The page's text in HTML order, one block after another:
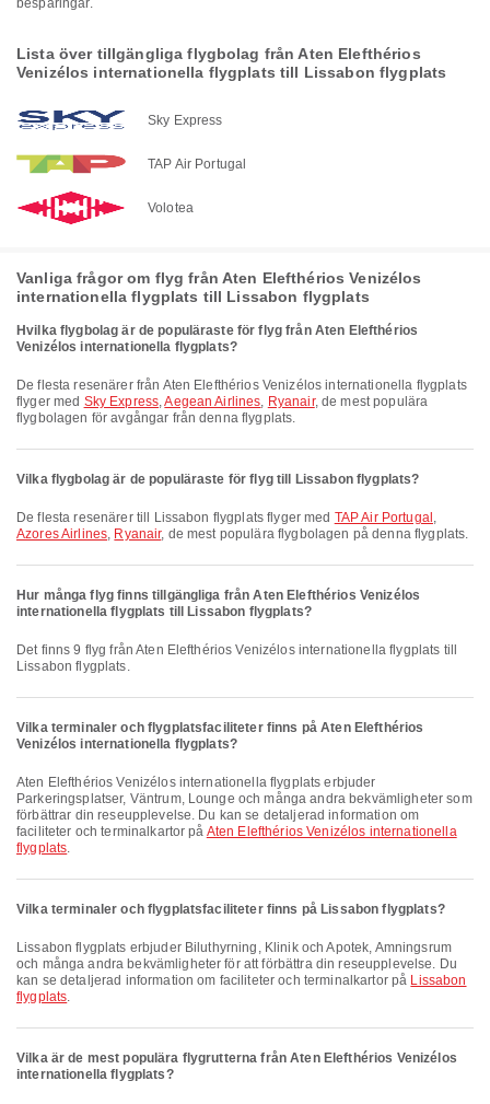
besparingar.
Lista över tillgängliga flygbolag från Aten Elefthérios
Venizélos internationella flygplats till Lissabon flygplats
Sky Express
TAP Air Portugal
Volotea
Vanliga frågor om flyg från Aten Elefthérios Venizélos
internationella flygplats till Lissabon flygplats
Hvilka flygbolag är de populäraste för flyg från Aten Elefthérios
Venizélos internationella flygplats?
De flesta resenärer från Aten Elefthérios Venizélos internationella flygplats
flyger med Sky Express,Aegean Airlines, Ryanair, de mest populära
flygbolagen för avgångar från denna flygplats.
Vilka flygbolag är de populäraste för flyg till Lissabon flygplats?
De flesta resenärer till Lissabon flygplats flyger med TAP Air Portugal ,
Azores Airlines, Ryanair, de mest populära flygbolagen på denna flygplats.
Hur många flyg finns tillgängliga från Aten Elefthérios Venizélos
internationella flygplats till Lissabon flygplats?
Det finns 9 flyg från Aten Elefthérios Venizélos internationella flygplats till
Lissabon flygplats.
Vilka terminaler och flygplatsfaciliteter finns på Aten Elefthérios
Venizélos internationella flygplats?
Aten Elefthérios Venizélos internationella flygplats erbjuder
Parkeringsplatser, Väntrum, Lounge och många andra bekvämligheter som
förbättrar din reseupplevelse. Du kan se detaljerad information om
faciliteter och terminalkartor på Aten Elefthérios Venizélos internationella
flygplats.
Vilka terminaler och flygplatsfaciliteter finns på Lissabon flygplats?
Lissabon flygplats erbjuder Biluthyrning, Klinik och Apotek, Amningsrum
och många andra bekvämligheter för att förbättra din reseupplevelse. Du
kan se detaljerad information om faciliteter och terminalkartor på Lissabon
flygplats.
Vilka är de mest populära flygrutterna från Aten Elefthérios Venizélos
internationella flygplats?